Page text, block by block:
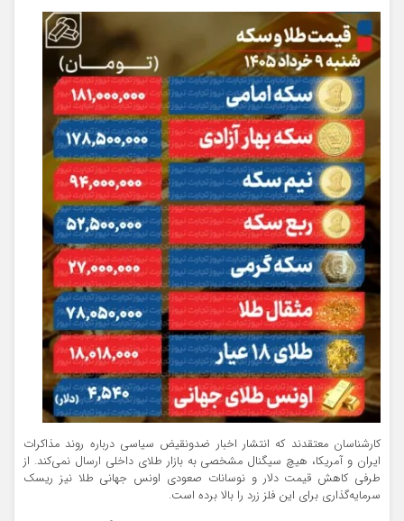
کارشناسان معتقدند که انتشار اخبار ضدونقیض سیاسی درباره روند مذاکرات
ایران و آمریکا، هیچ سیگنال مشخصی به بازار طلای داخلی ارسال نمی‌کند. از
طرفی کاهش قیمت دلار و نوسانات صعودی اونس جهانی طلا نیز ریسک
سرمایه‌گذاری برای این فلز زرد را بالا برده است.